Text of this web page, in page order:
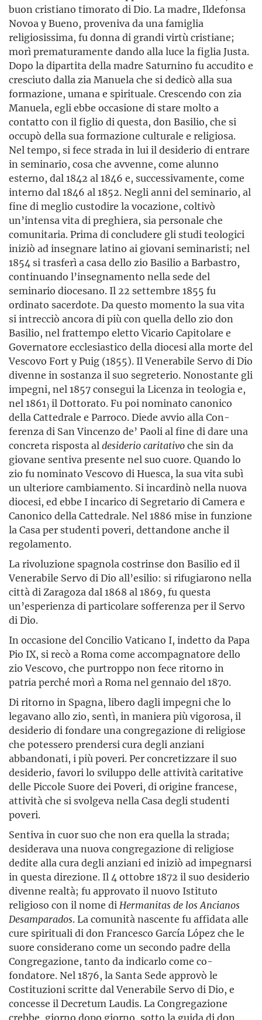
buon cristiano timorato di Dio. La madre, Ildefonsa
Novoa y Bueno, proveniva da una famiglia
religiosissima, fu donna di grandi virtù cristiane;
morì prematuramente dando alla luce la figlia Justa.
Dopo la dipartita della madre Saturnino fu accudito e
cresciuto dalla zia Manuela che si dedicò alla sua
formazione, umana e spirituale. Crescendo con zia
Manuela, egli ebbe occasione di stare molto a
contatto con il figlio di questa, don Basilio, che si
occupò della sua formazione culturale e religiosa.
Nel tempo, si fece strada in lui il desiderio di entrare
in seminario, cosa che avvenne, come alunno
esterno, dal 1842 al 1846 e, successivamente, come
interno dal 1846 al 1852. Negli anni del seminario, al
fine di meglio custodire la vocazione, coltivò
un’intensa vita di preghiera, sia personale che
comunitaria. Prima di concludere gli studi teologici
iniziò ad insegnare latino ai giovani seminaristi; nel
1854 si trasferì a casa dello zio Basilio a Barbastro,
continuando l’insegna­mento nella sede del
seminario diocesano. Il 22 settembre 1855 fu
ordinato sacerdote. Da questo momento la sua vita
si intrecciò ancora di più con quella dello zio don
Basilio, nel frattempo eletto Vicario Capitolare e
Governatore ecclesiastico della diocesi alla morte del
Vescovo Fort y Puig (1855). Il Venerabile Servo di Dio
divenne in sostanza il suo segreterio. Nonostante gli
impegni, nel 1857 consegui la Licenza in teologia e,
nel 1861) il Dottorato. Fu poi nominato canonico
della Cattedrale e Parroco. Diede avvio alla Con­
ferenza di San Vincenzo de’ Paoli al fine di dare una
concreta risposta aldesideriocaritativoche sin da
giovane sentiva presente nel suo cuore. Quando lo
zio fu nominato Vescovo di Huesca, la sua vita subì
un ulteriore cambiamento. Si incardinò nella nuova
diocesi, ed ebbe I incarico di Segretario di Camera e
Canonico della Cattedrale. Nel 1886 mise in funzione
la Casa per studenti poveri, dettandone anche il
regolamento.
La rivoluzione spagnola costrinse don Basilio ed il
Venerabile Servo di Dio all’esilio: si rifugiarono nella
città di Zaragoza dal 1868 al 1869, fu questa
un’esperienza di particolare sofferenza per il Servo
di Dio.
In occasione del Concilio Vaticano I, indetto da Papa
Pio IX, si recò a Roma come accompagnatore dello
zio Vescovo, che purtroppo non fece ritorno in
patria perché morì a Roma nel gennaio del 1870.
Di ritorno in Spagna, libero dagli impegni che lo
legavano allo zio, sentì, in maniera più vigorosa, il
desiderio di fondare una congregazione di religiose
che potessero prendersi cura degli anziani
abbandonati, i più poveri. Per concretizzare il suo
desiderio, favori lo sviluppo delle attività caritative
delle Piccole Suore dei Poveri, di origine francese,
attività che si svolgeva nella Casa degli studenti
poveri.
Sentiva in cuor suo che non era quella la strada;
desiderava una nuova congregazione di religiose
dedite alla cura degli anziani ed iniziò ad impegnarsi
in questa direzione. Il 4 ottobre 1872 il suo desiderio
divenne realtà; fu approvato il nuovo Istituto
religioso con il nome diHermanitasde losAncianos
Desamparados. La comunità nascente fu affidata alle
cure spirituali di don Francesco García López che le
suore considerano come un secondo padre della
Congregazione, tanto da indicarlo come co-
fondatore. Nel 1876, la Santa Sede approvò le
Costituzioni scritte dal Venerabile Servo di Dio, e
concesse il Decretum Laudis. La Congregazione